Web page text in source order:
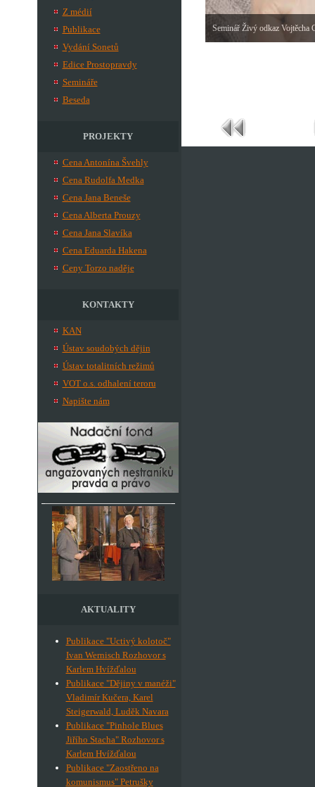
Z médií
Publikace
Vydání Sonetů
Edice Prostopravdy
Semináře
Beseda
PROJEKTY
Cena Antonína Švehly
Cena Rudolfa Medka
Cena Jana Beneše
Cena Alberta Prouzy
Cena Jana Slavíka
Cena Eduarda Hakena
Ceny Torzo naděje
KONTAKTY
KAN
Ústav soudobých dějin
Ústav totalitních režimů
VOT o.s. odhalení teroru
Napište nám
AKTUALITY
Publikace "Uctivý kolotoč"
Ivan Wernisch Rozhovor s
Karlem Hvížďalou
Publikace "Dějiny v manéži"
Vladimír Kučera, Karel
Steigerwald, Luděk Navara
Publikace "Pinhole Blues
Jiřího Stacha" Rozhovor s
Karlem Hvížďalou
Publikace "Zaostřeno na
komunismus" Petrušky
Seminář Živý odkaz Vojtěcha